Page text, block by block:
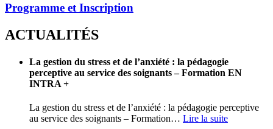
Programme et Inscription
ACTUALITÉS
La gestion du stress et de l’anxiété : la pédagogie
perceptive au service des soignants – Formation EN
INTRA +
La gestion du stress et de l’anxiété : la pédagogie perceptive
au service des soignants – Formation… Lire la suite